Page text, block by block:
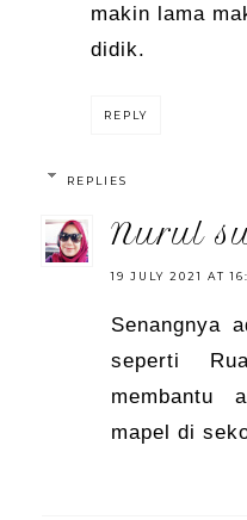
makin lama
didik.
REPLY
REPLIES
nurul
19 JULY 2021 AT
Senangnya
seperti
membantu
mapel di